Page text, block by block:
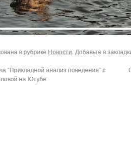
в рубрике Новости. Добавьте в
“Прикладной анализ поведения” с
на Ютубе